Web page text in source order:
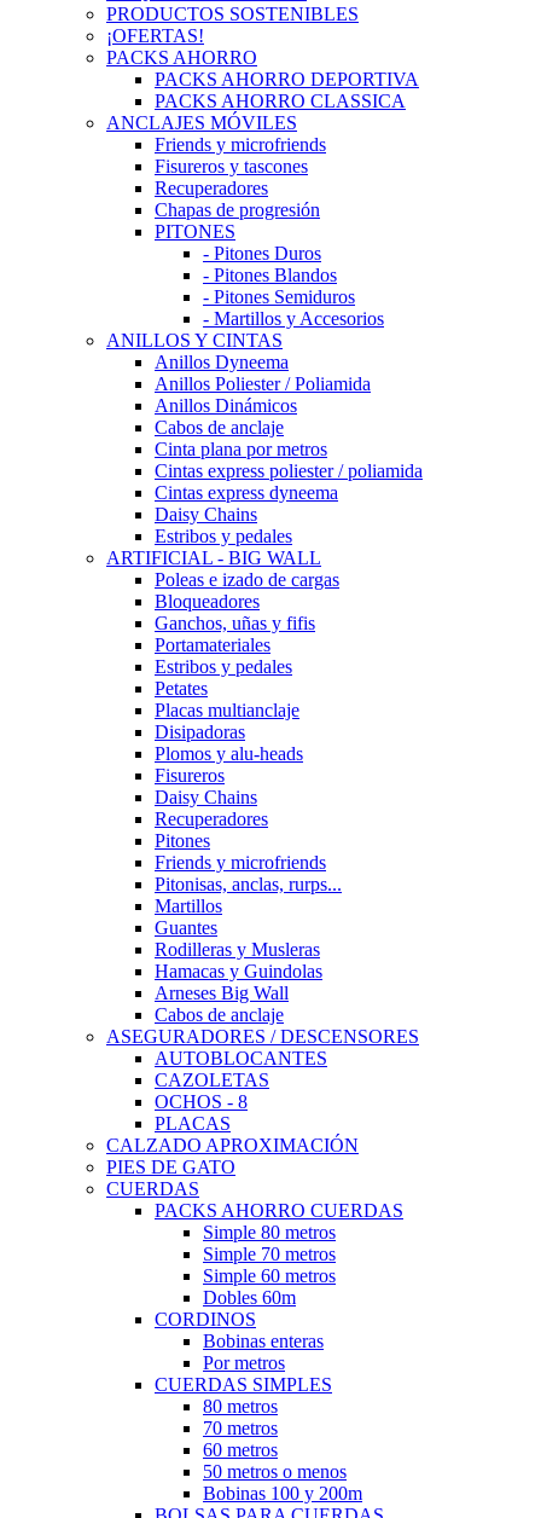
PRODUCTOS SOSTENIBLES
¡OFERTAS!
PACKS AHORRO
PACKS AHORRO DEPORTIVA
PACKS AHORRO CLASSICA
ANCLAJES MÓVILES
Friends y microfriends
Fisureros y tascones
Recuperadores
Chapas de progresión
PITONES
- Pitones Duros
- Pitones Blandos
- Pitones Semiduros
- Martillos y Accesorios
ANILLOS Y CINTAS
Anillos Dyneema
Anillos Poliester / Poliamida
Anillos Dinámicos
Cabos de anclaje
Cinta plana por metros
Cintas express poliester / poliamida
Cintas express dyneema
Daisy Chains
Estribos y pedales
ARTIFICIAL - BIG WALL
Poleas e izado de cargas
Bloqueadores
Ganchos, uñas y fifis
Portamateriales
Estribos y pedales
Petates
Placas multianclaje
Disipadoras
Plomos y alu-heads
Fisureros
Daisy Chains
Recuperadores
Pitones
Friends y microfriends
Pitonisas, anclas, rurps...
Martillos
Guantes
Rodilleras y Musleras
Hamacas y Guindolas
Arneses Big Wall
Cabos de anclaje
ASEGURADORES / DESCENSORES
AUTOBLOCANTES
CAZOLETAS
OCHOS - 8
PLACAS
CALZADO APROXIMACIÓN
PIES DE GATO
CUERDAS
PACKS AHORRO CUERDAS
Simple 80 metros
Simple 70 metros
Simple 60 metros
Dobles 60m
CORDINOS
Bobinas enteras
Por metros
CUERDAS SIMPLES
80 metros
70 metros
60 metros
50 metros o menos
Bobinas 100 y 200m